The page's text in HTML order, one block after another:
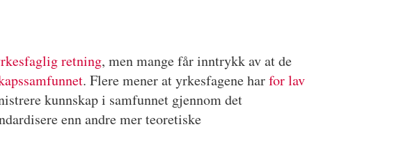
retning, men mange får inntrykk av at de
. Flere mener at yrkesfagene harfor lav
kunnskap i samfunnet gjennom det
enn andre mer teoretiske